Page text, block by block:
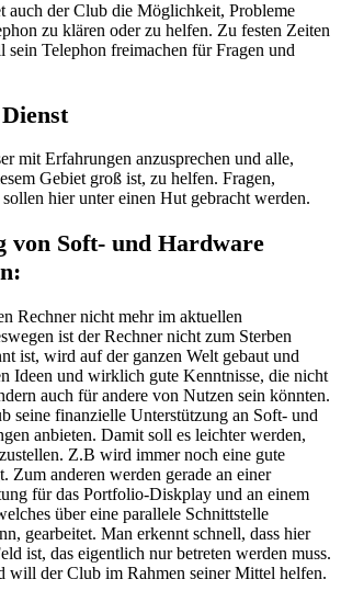
auch der Club die Möglichkeit, Probleme
zu klären oder zu helfen. Zu festen Zeiten
Telephon freimachen für Fragen und
mit Erfahrungen anzusprechen und alle,
Gebiet groß ist, zu helfen. Fragen,
hier unter einen Hut gebracht werden.
von Soft- und Hardware
Rechner nicht mehr im aktuellen
ist der Rechner nicht zum Sterben
ist, wird auf der ganzen Welt gebaut und
Ideen und wirklich gute Kenntnisse, die nicht
auch für andere von Nutzen sein könnten.
seine finanzielle Unterstützung an Soft- und
anbieten. Damit soll es leichter werden,
Z.B wird immer noch eine gute
Zum anderen werden gerade an einer
für das Portfolio-Diskplay und an einem
über eine parallele Schnittstelle
gearbeitet. Man erkennt schnell, dass hier
ist, das eigentlich nur betreten werden muss.
will der Club im Rahmen seiner Mittel helfen.